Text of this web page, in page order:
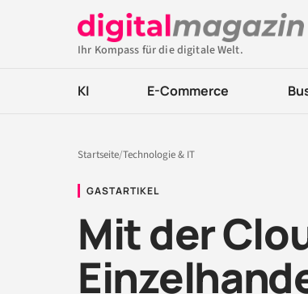
Ihr Kompass für die digitale Welt.
KI E-Commerce
Startseite/Technologie & IT
GASTARTIKEL
Mit der